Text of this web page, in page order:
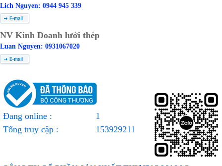
Lich Nguyen: 0944 945 339
NV Kinh Doanh lưới thép
Luan Nguyen: 0931067020
Đang online :
1
Tổng truy cập :
153929211